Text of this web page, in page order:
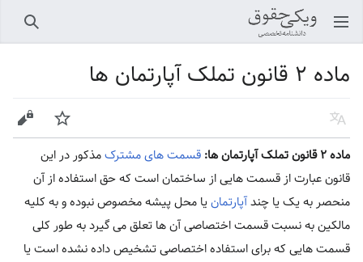
باز کردن منو اصلی جستجو
ماده ۲ قانون تملک آپارتمان ها
زبان پیگیری ویرایش
ماده ۲ قانون تملک آپارتمان ها: قسمت های مشترکمذکور در این
قانون عبارت از قسمت هایی از ساختمان است که حق استفاده از آن
منحصر به یک یا چندآپارتمانیا محل پیشه مخصوص نبوده و به کلیه
مالکین به نسبت قسمت اختصاصی آن ها تعلق می گیرد به طور کلی
قسمت هایی که برای استفاده اختصاصی تشخیص داده نشده است یا